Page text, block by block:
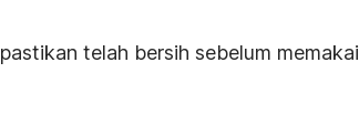
telah bersih sebelum memakai